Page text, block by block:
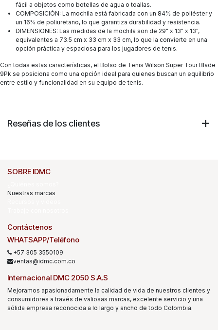
fácil a objetos como botellas de agua o toallas.
COMPOSICIÓN: La mochila está fabricada con un 84% de poliéster y
un 16% de poliuretano, lo que garantiza durabilidad y resistencia.
DIMENSIONES: Las medidas de la mochila son de 29" x 13" x 13",
equivalentes a 73.5 cm x 33 cm x 33 cm, lo que la convierte en una
opción práctica y espaciosa para los jugadores de tenis.
Con todas estas características, el Bolso de Tenis Wilson Super Tour Blade
9Pk se posiciona como una opción ideal para quienes buscan un equilibrio
entre estilo y funcionalidad en su equipo de tenis.
Reseñas de los clientes
SOBRE IDMC
Nuestras marcas
Contáctenos
WHATSAPP/Teléfono
+57 305 3550109
ventas@idmc.com.co
Internacional DMC 2050 S.A.S
Mejoramos apasionadamente la calidad de vida de nuestros clientes y
consumidores a través de valiosas marcas, excelente servicio y una
sólida empresa reconocida a lo largo y ancho de todo Colombia.